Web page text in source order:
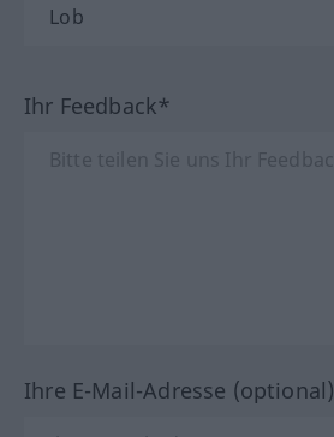
Ihr Feedback*
Ihre E-Mail-Adresse (optional)